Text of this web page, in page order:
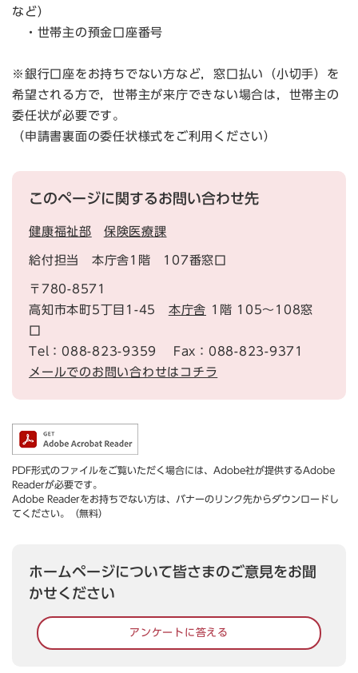
など）
・世帯主の預金口座番号
※銀行口座をお持ちでない方など，窓口払い（小切手）を
希望される方で，世帯主が来庁できない場合は，世帯主の
委任状が必要です。
（申請書裏面の委任状様式をご利用ください）
このページに関するお問い合わせ先
健康福祉部 保険医療課
給付担当 本庁舎1階 107番窓口
〒780-8571
高知市本町5丁目1-45 本庁舎 1階 105～108窓
口
Tel：088-823-9359
Fax：088-823-9371
メールでのお問い合わせはコチラ
PDF形式のファイルをご覧いただく場合には、Adobe社が提供するAdobe
Readerが必要です。
Adobe Readerをお持ちでない方は、バナーのリンク先からダウンロードし
てください。（無料）
ホームページについて皆さまのご意見をお聞
かせください
アンケートに答える